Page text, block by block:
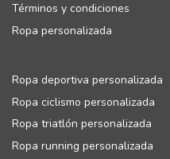
Términos y condiciones
Ropa personalizada
Ropa deportiva personalizada
Ropa ciclismo personalizada
Ropa triatlón personalizada
Ropa running personalizada